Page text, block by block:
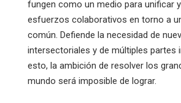
fungen como un medio para unificar
esfuerzos colaborativos en torno a
común. Defiende la necesidad de
intersectoriales y de múltiples partes
esto, la ambición de resolver los
mundo será imposible de lograr.